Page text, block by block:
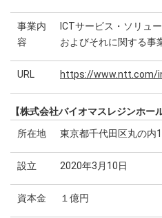
事業内
容
ICTサービス・ソリュ
およびそれに関する事
URL https://www.ntt.com/
【株式会社バイオマスレジンホー
所在地
東京都千代田区丸の内
設立 2020年3月10日
資本金 １億円